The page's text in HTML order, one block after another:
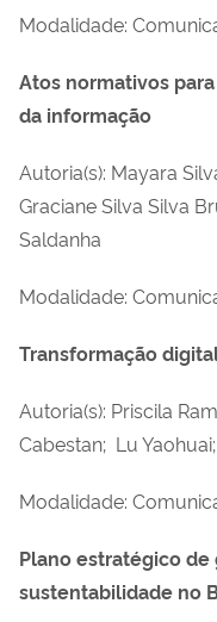
Modalidade:
Atos normativos
da informação
Autoria(s): Mayara
Graciane Silva Silva
Saldanha
Modalidade:
Transformação
Autoria(s): Priscila
Cabestan; Lu
Modalidade:
Plano estratégico
sustentabilidade no